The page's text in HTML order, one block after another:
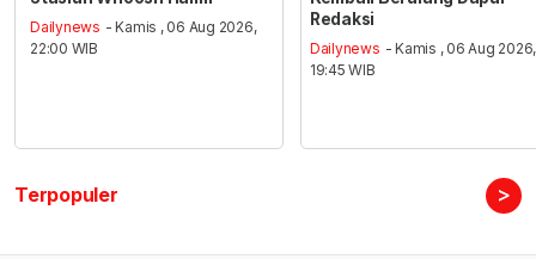
Dailynews - Kamis , 06 Aug 2026,
22:00 WIB
Redaksi
Dailynews - Kamis , 06 Aug 2026,
19:45 WIB
Terpopuler >